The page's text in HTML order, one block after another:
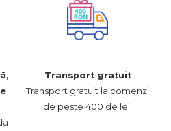
Transport gratuit
Transport gratuit la comenzi
de peste 400 de lei!